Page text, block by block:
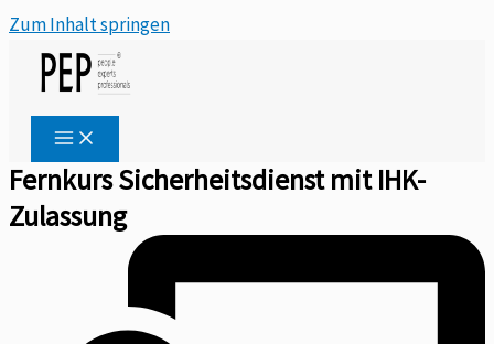
Zum Inhalt springen
Fernkurs Sicherheitsdienst mit IHK-
Zulassung